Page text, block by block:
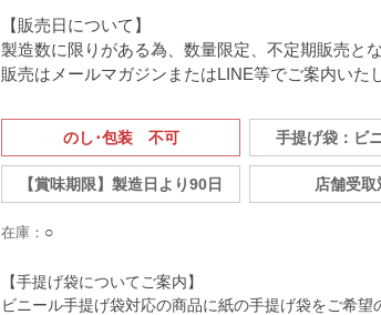
【販売日について】
製造数に限りがある為、数量限定、不定期販売とな
販売はメールマガジンまたはLINE等でご案内いた
のし･包装 不可 手提げ袋：ビ
【賞味期限】製造日より90日 店舗受
在庫： ○
【手提げ袋についてご案内】
ビニール手提げ袋対応の商品に紙の手提げ袋をご希望